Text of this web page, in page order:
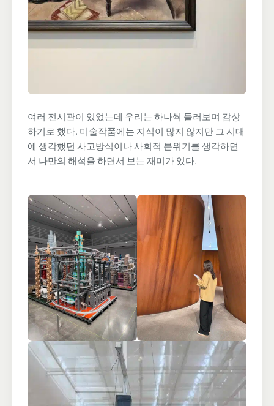
여러 전시관이 있었는데 우리는 하나씩 둘러보며 감상
하기로 했다. 미술작품에는 지식이 많지 않지만 그 시대
에 생각했던 사고방식이나 사회적 분위기를 생각하면
서 나만의 해석을 하면서 보는 재미가 있다.